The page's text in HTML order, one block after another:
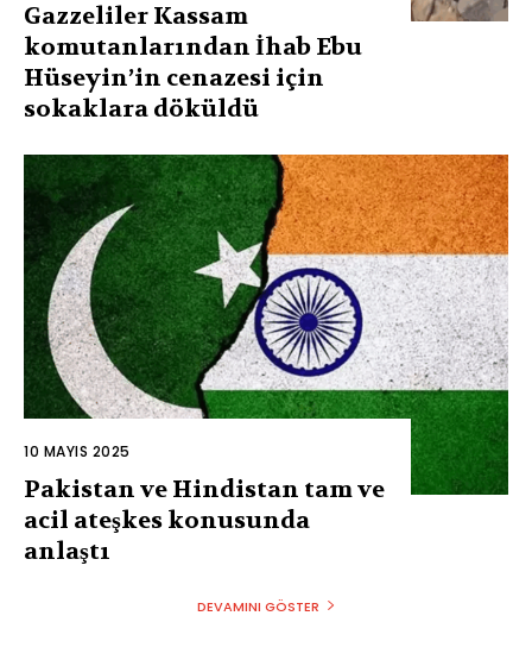
Gazzeliler Kassam
komutanlarından İhab Ebu
Hüseyin’in cenazesi için
sokaklara döküldü
10 MAYIS 2025
Pakistan ve Hindistan tam ve
acil ateşkes konusunda
anlaştı
DEVAMINI GÖSTER